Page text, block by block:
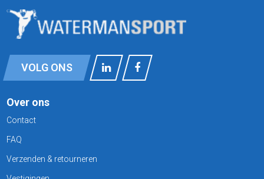
VOLG ONS
Over ons
Contact
FAQ
Verzenden & retourneren